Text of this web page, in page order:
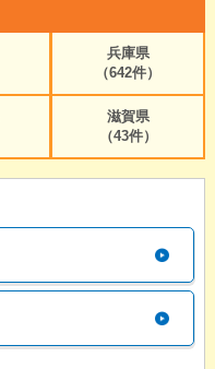
兵庫県
（642件）
滋賀県
（43件）